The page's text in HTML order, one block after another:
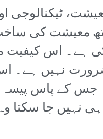
معیشت کی
ہے۔ اس کیفیت
نہیں ہے۔
جس کے پاس
نہیں جا سکتا